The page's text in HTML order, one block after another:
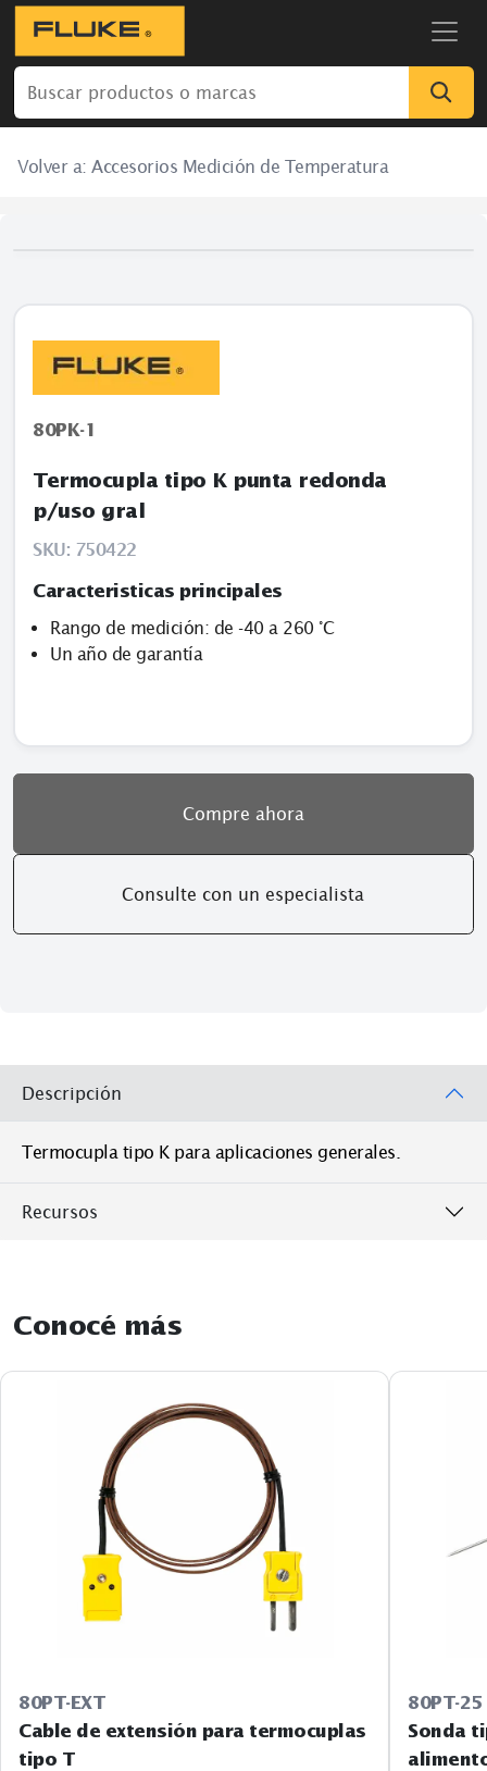
Volver a: Accesorios Medición de Temperatura
80PK-1
Termocupla tipo K punta redonda
p/uso gral
SKU: 750422
Caracteristicas principales
Rango de medición: de -40 a 260 °C
Un año de garantía
Compre ahora
Consulte con un especialista
Descripción
Termocupla tipo K para aplicaciones generales.
Recursos
Conocé más
80PT-EXT
Cable de extensión para termocuplas
tipo T
80PT-25
Sonda